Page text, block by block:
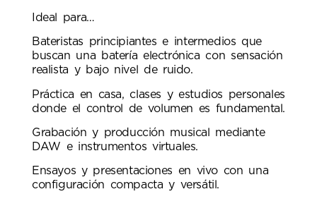
Ideal para…
Bateristas principiantes e intermedios que
buscan una batería electrónica con sensación
realista y bajo nivel de ruido.
Práctica en casa, clases y estudios personales
donde el control de volumen es fundamental.
Grabación y producción musical mediante
DAW e instrumentos virtuales.
Ensayos y presentaciones en vivo con una
configuración compacta y versátil.